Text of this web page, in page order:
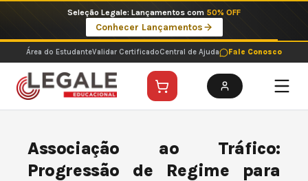
o
conteúdo
Imperdíveis no Pix: Pós Selecionadas a 199 reais no pix em parcela única
Ver ofertas
Área do EstudanteValidar CertificadoCentral de Ajuda Fale Conosco
Associação ao Tráfico:
Progressão de Regime para